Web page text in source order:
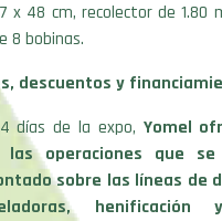
x 48 cm, recolector de 1.80
8 bobinas.
descuentos y
días de la expo, Yomel
las operaciones que
sobre las líneas de